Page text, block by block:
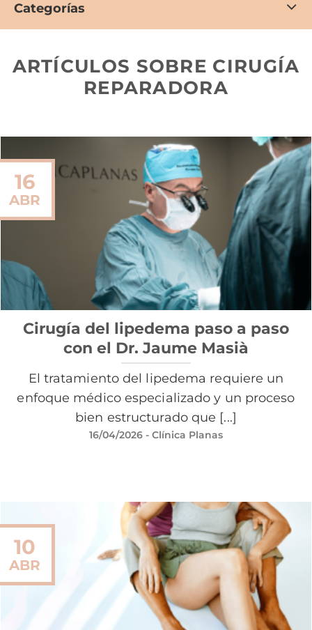
Categorías
ARTÍCULOS SOBRE CIRUGÍA
REPARADORA
Cirugía del lipedema paso a paso
con el Dr. Jaume Masià
El tratamiento del lipedema requiere un
enfoque médico especializado y un proceso
bien estructurado que [...]
16/04/2026 - Clínica Planas
16
ABR
10
ABR